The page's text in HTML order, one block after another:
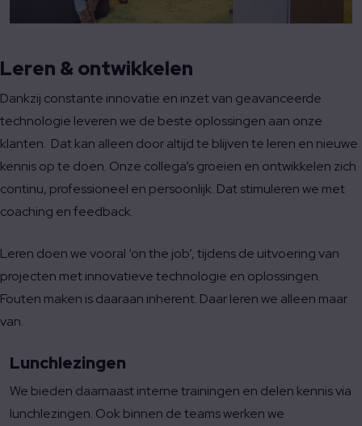
Leren & ontwikkelen
Dankzij constante innovatie en inzet van geavanceerde
technologie leveren we de beste oplossingen aan onze
klanten. Dat kan alleen door altijd te blijven te leren en nieuwe
kennis op te doen. Onze collega’s groeien en ontwikkelen zich
continu, professioneel en persoonlijk. Dat stimuleren we met
coaching en feedback.
Leren doen we vooral ‘on the job’, tijdens de uitvoering van
projecten met innovatieve technologie en oplossingen.
Fouten maken is daaraan inherent. Daar leren we alleen maar
van.
Lunchlezingen
We bieden daarnaast interne trainingen en delen kennis via
lunchlezingen. Ook binnen de teams werken we